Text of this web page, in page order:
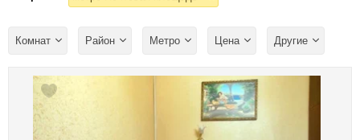
Комнат Район Метро Цена Другие